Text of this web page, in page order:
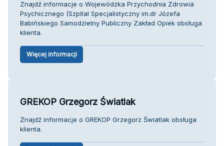
Znajdź informacje o Wojewódzka Przychodnia Zdrowia
Psychicznego (Szpital Specjalistyczny im.dr Józefa
Babińskiego Samodzielny Publiczny Zakład Opiek obsługa
klienta.
Więcej informacji
GREKOP Grzegorz Światlak
Znajdź informacje o GREKOP Grzegorz Światlak obsługa
klienta.